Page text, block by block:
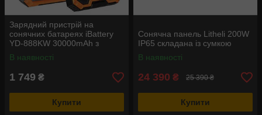
Зарядний пристрій на
сонячних батареях iBattery
YD-888KW 30000mAh з
ліхтариком та бездротовою
зарядкою
В наявності
1 749 ₴
Купити
Сонячна панель Litheli 200W
IP65 складана із сумкою
В наявності
24 390 ₴ 25 390 ₴
Купити